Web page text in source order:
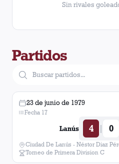
Sin rivales
Partidos
23 de junio de 1979
Fecha 17
Lanús 4 | 0
Ciudad De Lanús - Néstor Diaz
Torneo de Primera Division C